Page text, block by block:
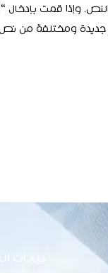
ومختلفة من نص
بيانات